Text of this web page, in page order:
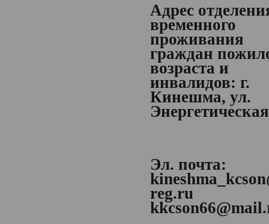
Адрес
временного
проживания
граждан
возраста и
инвалидов: г.
Кинешма, ул.
Эл. почта:
reg.ru